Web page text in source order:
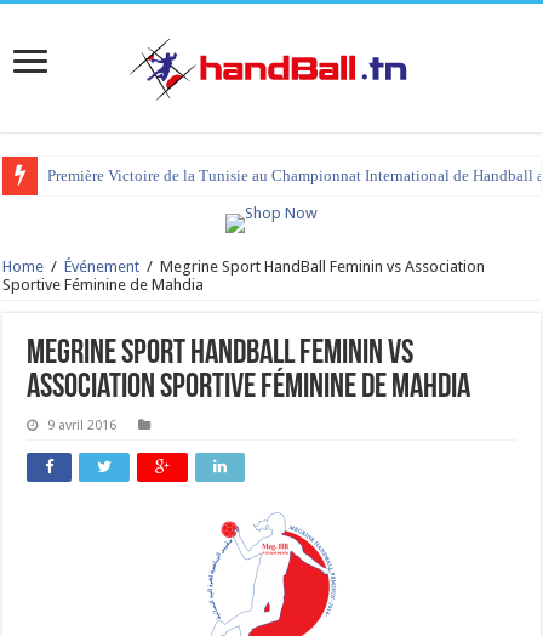
Première Victoire de la Tunisie au Championnat International de Handball
Home / Événement / Megrine Sport HandBall Feminin vs Association
Sportive Féminine de Mahdia
Megrine Sport HandBall Feminin vs
Association Sportive Féminine de Mahdia
9 avril 2016